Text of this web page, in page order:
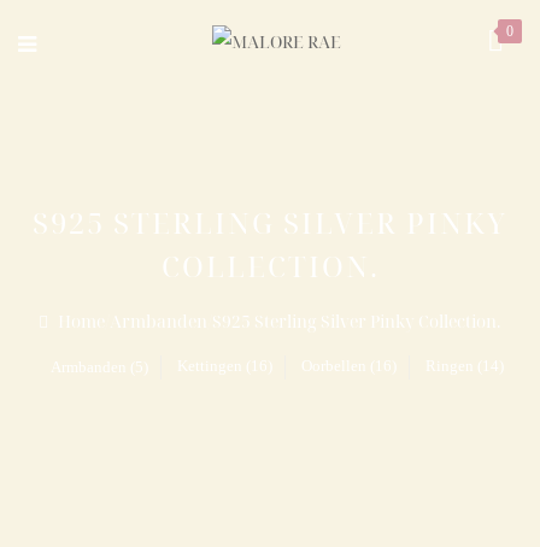
0
S925 STERLING SILVER PINKY
COLLECTION.
Home Armbanden S925 Sterling Silver Pinky Collection.
Armbanden (5) Kettingen (16) Oorbellen (16) Ringen (14)